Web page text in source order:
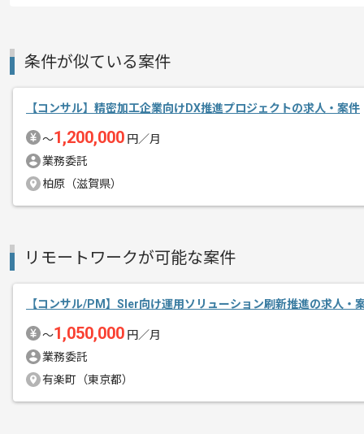
エージェントからのコ
メント
週5日常駐での作業を想定しております
条件が似ている案件
【コンサル】精密加工企業向けDX推進プロジェクトの求人・案件
〜1,200,000 円／月
業務委託
柏原（滋賀県）
リモートワークが可能な案件
【コンサル/PM】SIer向け運用ソリューション刷新推進の求人・
〜1,050,000 円／月
業務委託
有楽町（東京都）